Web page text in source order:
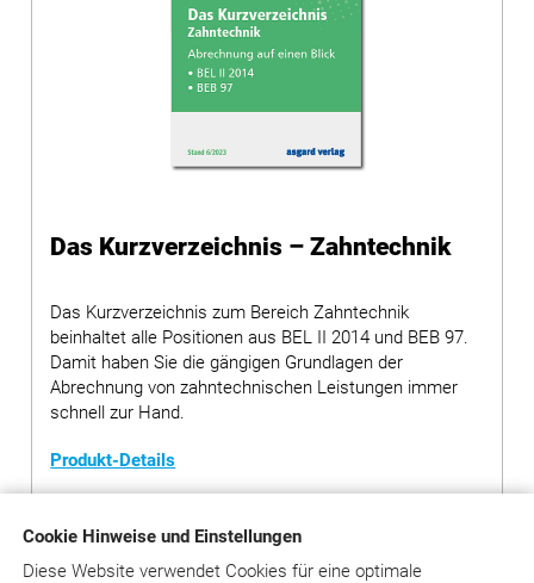
Cookie Hinweise und Einstellungen
Diese Website verwendet Cookies für eine optimale
Das Kurzverzeichnis – Zahntechnik
Das Kurzverzeichnis zum Bereich Zahntechnik
beinhaltet alle Positionen aus BEL II 2014 und BEB 97.
Damit haben Sie die gängigen Grundlagen der
Abrechnung von zahntechnischen Leistungen immer
schnell zur Hand.
Produkt-Details
EUR 12,00(inkl. MwSt.)